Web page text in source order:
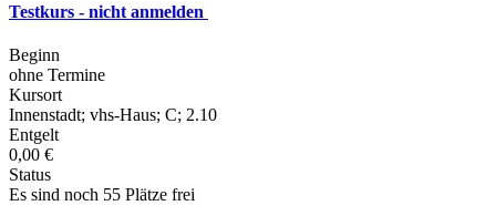
Testkurs - nicht anmelden
Beginn
ohne Termine
Kursort
Innenstadt; vhs-Haus; C; 2.10
Entgelt
0,00 €
Status
Es sind noch 55 Plätze frei